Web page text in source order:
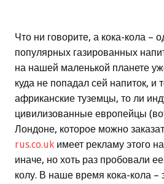
Что ни говорите, а кока-кола –
популярных газированных
на нашей маленькой планете
куда не попадал сей напиток, и
африканские туземцы, то ли
цивилизованные европейцы
Лондоне, которое можно
rus.co.uk имеет рекламу этого
иначе, но хоть раз пробовали
колу. В наше время кока-кола –